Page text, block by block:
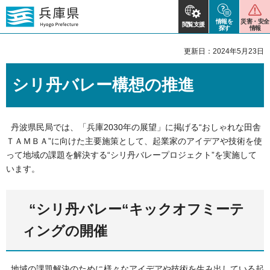
閲覧支援
情報を
探す
災害・安全
情報
更新日：2024年5月23日
シリ丹バレー構想の推進
丹波県民局では、「兵庫2030年の展望」に掲げる“おしゃれな田舎
ＴＡＭＢＡ”に向けた主要施策として、起業家のアイデアや技術を使
って地域の課題を解決する“シリ丹バレープロジェクト”を実施して
います。
“シリ丹バレー“キックオフミーテ
ィングの開催